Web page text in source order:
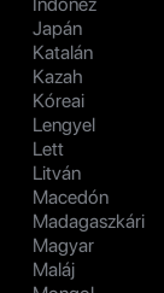
Japán
Katalán
Kazah
Kóreai
Lengyel
Lett
Litván
Macedón
Madagaszkári
Magyar
Maláj